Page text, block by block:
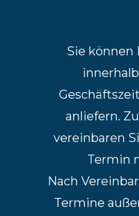
Sie können
anliefern.
vereinbaren
Termin
Nach
Termine